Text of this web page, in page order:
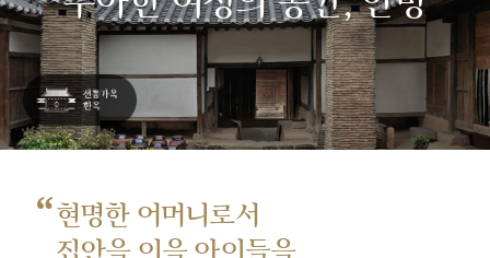
“현명한 어머니로서